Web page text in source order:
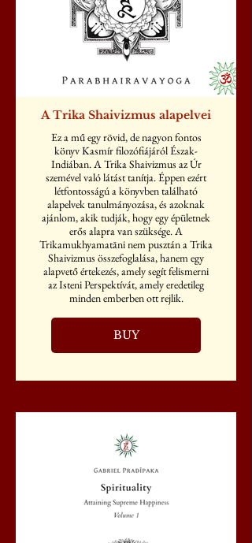
A Trika Shaivizmus alapelvei
Ez a mű egy rövid, de nagyon fontos
könyv Kasmír filozófiájáról Észak-
Indiában. A Trika Shaivizmus az Úr
szemével való látást tanítja. Éppen ezért
létfontosságú a könyvben található
alapelvek tanulmányozása, és azoknak
ajánlom, akik tudják, hogy egy épületnek
erős alapra van szüksége. A
Trikamukhyamatāni nem pusztán a Trika
Shaivizmus összefoglalása, hanem egy
alapvető értekezés, amely segít felismerni
az Isteni Perspektívát, amely eredetileg
minden emberben ott rejlik.
BUY